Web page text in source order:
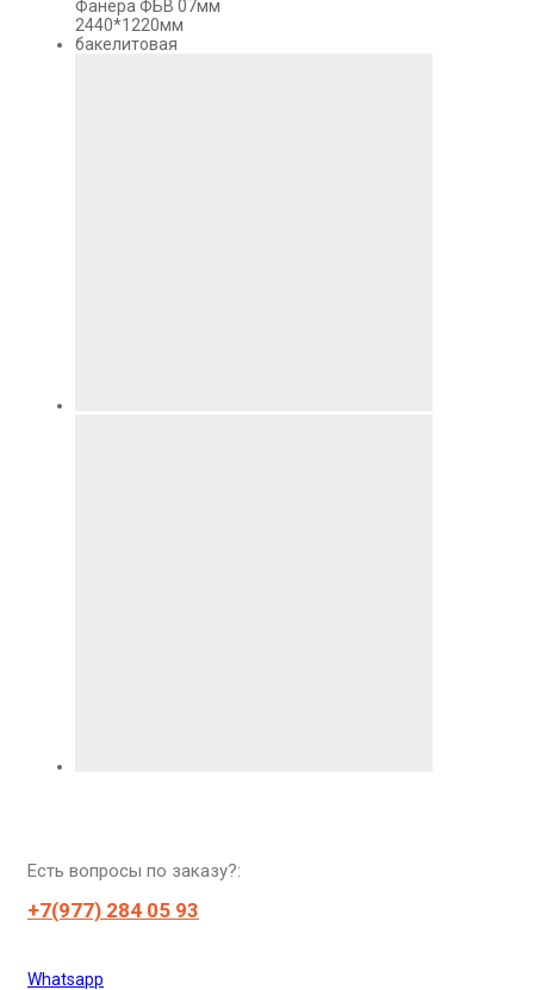
Есть вопросы по заказу?:
+7(977) 284 05 93
Whatsapp